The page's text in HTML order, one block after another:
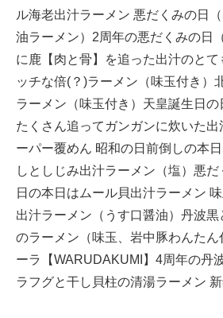
ル海老出汁ラーメン 悪だくみの日
油ラーメン）2周年の悪だくみの日
に鹿【肉と骨】を追った出汁のとて
ッチな倍(？)ラーメン（味玉付き）
ラーメン（味玉付き）天皇誕生日
たくさん追ってガンガンに炊いた出
ーパー覆めん 昭和の日前倒しの本
しとしじみ出汁ラーメン（塩）悪
日の本日はムール貝出汁ラーメン
出汁ラーメン（うす口醤油）丹波
のラーメン（味玉、岩中豚わんた
ーラ【WARUDAKUMI】4周年の丹
ラフグと干し貝柱の清湯ラーメン